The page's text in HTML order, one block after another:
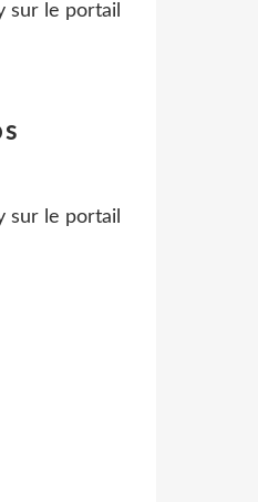
sur le portail
sur le portail